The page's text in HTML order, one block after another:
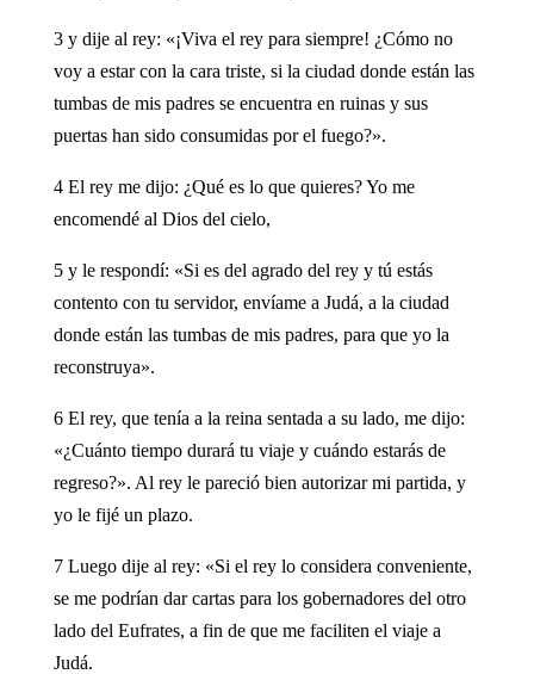
3 y dije al rey: «¡Viva el rey para siempre! ¿Cómo no
voy a estar con la cara triste, si la ciudad donde están las
tumbas de mis padres se encuentra en ruinas y sus
puertas han sido consumidas por el fuego?».
4 El rey me dijo: ¿Qué es lo que quieres? Yo me
encomendé al Dios del cielo,
5 y le respondí: «Si es del agrado del rey y tú estás
contento con tu servidor, envíame a Judá, a la ciudad
donde están las tumbas de mis padres, para que yo la
reconstruya».
6 El rey, que tenía a la reina sentada a su lado, me dijo:
«¿Cuánto tiempo durará tu viaje y cuándo estarás de
regreso?». Al rey le pareció bien autorizar mi partida, y
yo le fijé un plazo.
7 Luego dije al rey: «Si el rey lo considera conveniente,
se me podrían dar cartas para los gobernadores del otro
lado del Eufrates, a fin de que me faciliten el viaje a
Judá.